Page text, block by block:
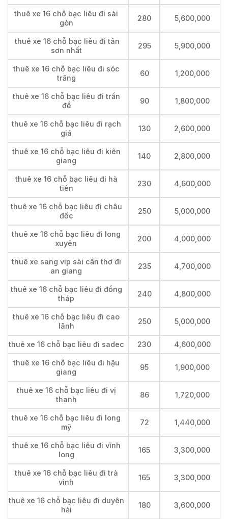
thuê xe 16 chỗ bạc liêu đi sài
gòn
280 5,600,000
thuê xe 16 chỗ bạc liêu đi tân
sơn nhất
295 5,900,000
thuê xe 16 chỗ bạc liêu đi sóc
trăng
60 1,200,000
thuê xe 16 chỗ bạc liêu đi trần
đề
90 1,800,000
thuê xe 16 chỗ bạc liêu đi rạch
giá
130 2,600,000
thuê xe 16 chỗ bạc liêu đi kiên
giang
140 2,800,000
thuê xe 16 chỗ bạc liêu đi hà
tiên
230 4,600,000
thuê xe 16 chỗ bạc liêu đi châu
đốc
250 5,000,000
thuê xe 16 chỗ bạc liêu đi long
xuyên
200 4,000,000
thuê xe sang vip sài cần thơ đi
an giang
235 4,700,000
thuê xe 16 chỗ bạc liêu đi đồng
tháp
240 4,800,000
thuê xe 16 chỗ bạc liêu đi cao
lãnh
250 5,000,000
thuê xe 16 chỗ bạc liêu đi sadec 230 4,600,000
thuê xe 16 chỗ bạc liêu đi hậu
giang
95 1,900,000
thuê xe 16 chỗ bạc liêu đi vị
thanh
86 1,720,000
thuê xe 16 chỗ bạc liêu đi long
mỹ
72 1,440,000
thuê xe 16 chỗ bạc liêu đi vĩnh
long
165 3,300,000
thuê xe 16 chỗ bạc liêu đi trà
vinh
165 3,300,000
thuê xe 16 chỗ bạc liêu đi duyên
hải
180 3,600,000